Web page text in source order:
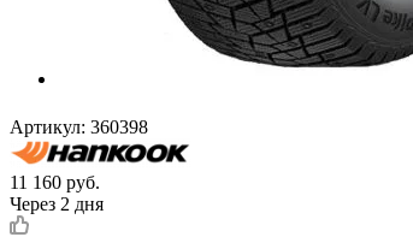
Артикул: 360398
11 160 руб.
Через 2 дня